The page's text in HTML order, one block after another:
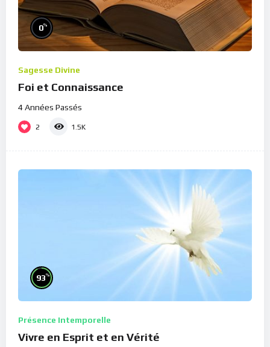
0%
Sagesse Divine
Foi et Connaissance
4 Années Passés
2 1.5K
93%
Présence Intemporelle
Vivre en Esprit et en Vérité